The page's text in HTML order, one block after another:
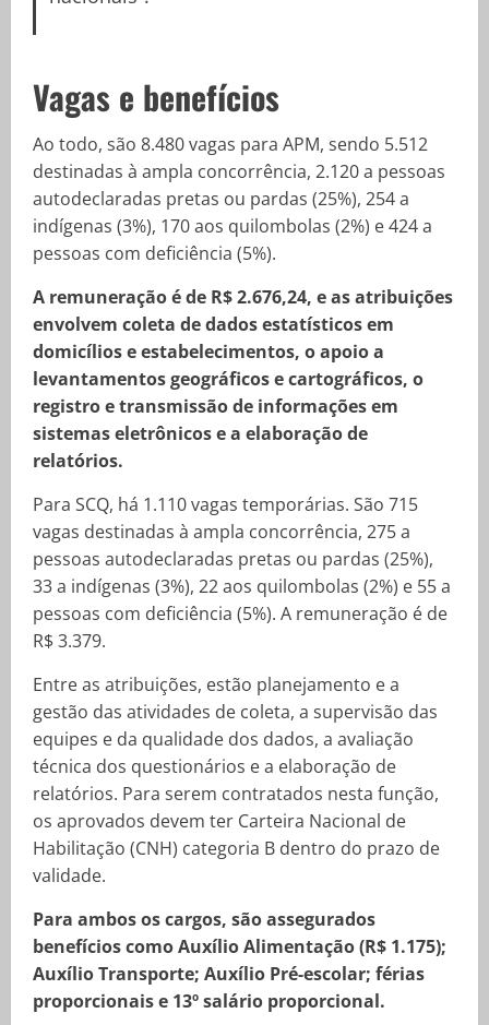
Vagas e benefícios
Ao todo, são 8.480 vagas para APM, sendo 5.512
destinadas à ampla concorrência, 2.120 a pessoas
autodeclaradas pretas ou pardas (25%), 254 a
indígenas (3%), 170 aos quilombolas (2%) e 424 a
pessoas com deficiência (5%).
A remuneração é de R$ 2.676,24, e as atribuições
envolvem coleta de dados estatísticos em
domicílios e estabelecimentos, o apoio a
levantamentos geográficos e cartográficos, o
registro e transmissão de informações em
sistemas eletrônicos e a elaboração de
relatórios.
Para SCQ, há 1.110 vagas temporárias. São 715
vagas destinadas à ampla concorrência, 275 a
pessoas autodeclaradas pretas ou pardas (25%),
33 a indígenas (3%), 22 aos quilombolas (2%) e 55 a
pessoas com deficiência (5%). A remuneração é de
R$ 3.379.
Entre as atribuições, estão planejamento e a
gestão das atividades de coleta, a supervisão das
equipes e da qualidade dos dados, a avaliação
técnica dos questionários e a elaboração de
relatórios. Para serem contratados nesta função,
os aprovados devem ter Carteira Nacional de
Habilitação (CNH) categoria B dentro do prazo de
validade.
Para ambos os cargos, são assegurados
benefícios como Auxílio Alimentação (R$ 1.175);
Auxílio Transporte; Auxílio Pré-escolar; férias
proporcionais e 13º salário proporcional.